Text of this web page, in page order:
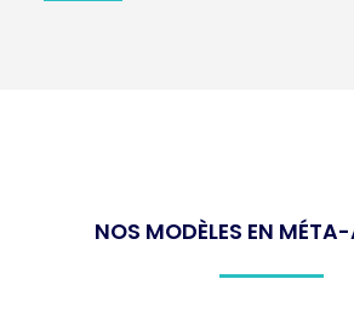
NOS MODÈLES EN